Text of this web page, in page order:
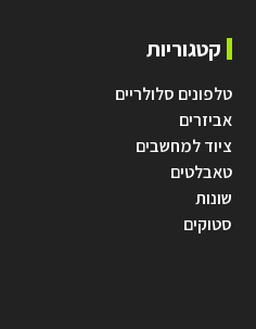
קטגוריות
טלפונים סלולריים
אביזרים
ציוד למחשבים
טאבלטים
שונות
סטוקים